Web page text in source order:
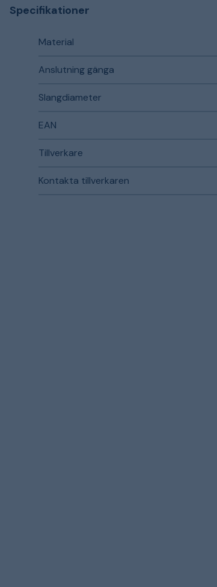
Specifikationer
Material
Anslutning gänga
Slangdiameter
EAN
Tillverkare
Kontakta tillverkaren